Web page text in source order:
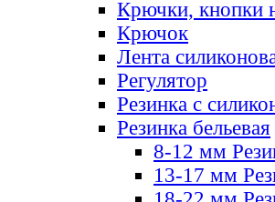
Крючки, кнопки
Крючок
Лента
Регулятор
Резинка с
Резинка бельевая
8-12 мм
13-17 мм